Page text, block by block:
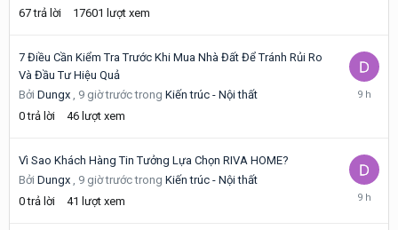
67 trả lời 17601 lượt xem
7 Điều Cần Kiểm Tra Trước Khi Mua Nhà Đất Để Tránh Rủi Ro
Và Đầu Tư Hiệu Quả
Bởi Dungx , 9 giờ trướctrong Kiến trúc - Nội thất
0 trả lời 46 lượt xem
Vì Sao Khách Hàng Tin Tưởng Lựa Chọn RIVA HOME?
Bởi Dungx , 9 giờ trướctrong Kiến trúc - Nội thất
0 trả lời 41 lượt xem